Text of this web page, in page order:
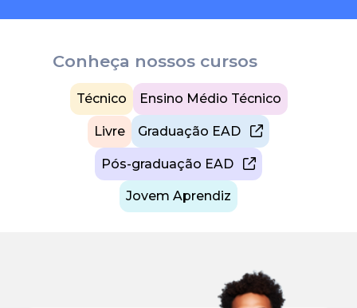
Conheça nossos cursos
Técnico
Livre
Ensino Médio Técnico
Graduação EAD
Pós-graduação EAD
Jovem Aprendiz